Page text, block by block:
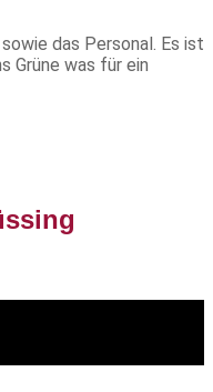
das Personal. Es ist
Grüne was für ein